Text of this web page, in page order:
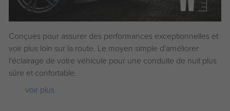
Conçues pour assurer des performances exceptionnelles et
voir plus loin sur la route. Le moyen simple d'améliorer
l'éclairage de votre véhicule pour une conduite de nuit plus
sûre et confortable.
voir plus